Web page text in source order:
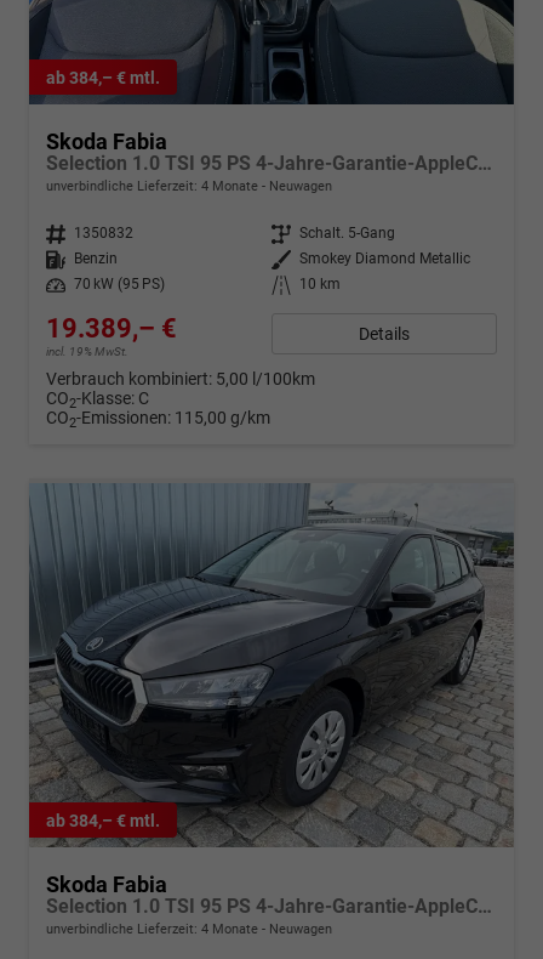
ab 384,– € mtl.
Skoda Fabia
Selection 1.0 TSI 95 PS 4-Jahre-Garantie-AppleCarPlay-AndroidAuto-LED-PDC-Sitzheizung-DAB-Klima
unverbindliche Lieferzeit: 4 Monate Neuwagen
Fahrzeugnr. 1350832 Getriebe Schalt. 5-Gang
Kraftstoff
Benzin Außenfarbe Smokey Diamond Metallic
Leistung
70 kW (95 PS) Kilometerstand 10 km
19.389,– €
incl. 19% MwSt.
Details
Verbrauch kombiniert: 5,00 l/100km
CO2-Klasse: C
CO2-Emissionen: 115,00 g/km
ab 384,– € mtl.
Skoda Fabia
Selection 1.0 TSI 95 PS 4-Jahre-Garantie-AppleCarPlay-AndroidAuto-LED-PDC-Sitzheizung-DAB-Klima
unverbindliche Lieferzeit: 4 Monate Neuwagen